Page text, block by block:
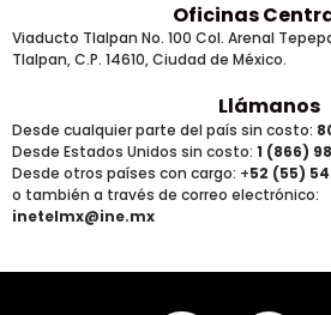
Oficinas
Viaducto Tlalpan No. 100 Col. Arenal
Tlalpan, C.P. 14610, Ciudad de México.
Llámanos
Desde cualquier parte del país sin costo:
Desde Estados Unidos sin costo: 1 (866)
Desde otros países con cargo: +52 (55)
o también a través de correo electrónico:
inetelmx@ine.mx